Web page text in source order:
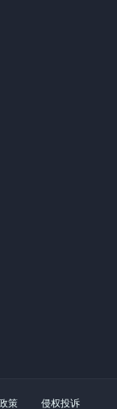
策 侵权投诉